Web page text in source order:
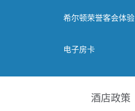
希尔顿荣誉客会体验
电子房卡
酒店政策